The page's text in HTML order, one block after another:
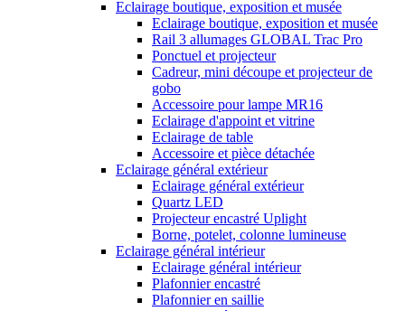
Eclairage boutique, exposition et musée
Eclairage boutique, exposition et musée
Rail 3 allumages GLOBAL Trac Pro
Ponctuel et projecteur
Cadreur, mini découpe et projecteur de
gobo
Accessoire pour lampe MR16
Eclairage d'appoint et vitrine
Eclairage de table
Accessoire et pièce détachée
Eclairage général extérieur
Eclairage général extérieur
Quartz LED
Projecteur encastré Uplight
Borne, potelet, colonne lumineuse
Eclairage général intérieur
Eclairage général intérieur
Plafonnier encastré
Plafonnier en saillie